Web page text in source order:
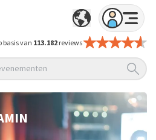
basis van 113.182reviews